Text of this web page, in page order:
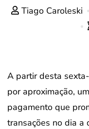
Tiago Caroleski
A partir desta
por aproximação,
pagamento que
transações no dia a